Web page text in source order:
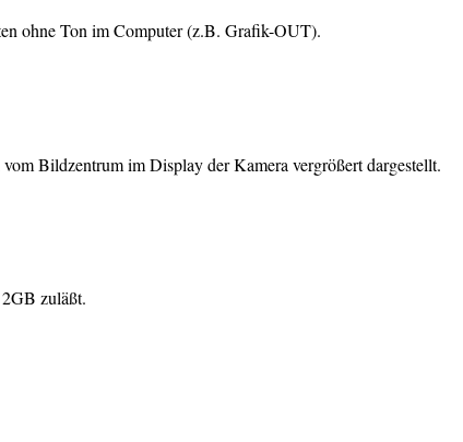
ohne Ton im Computer (z.B. Grafik-OUT).
Bildzentrum im Display der Kamera vergrößert dargestellt.
zuläßt.